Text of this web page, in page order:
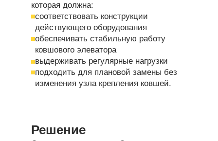
которая должна:
соответствовать конструкции
действующего оборудования
обеспечивать стабильную работу
ковшового элеватора
выдерживать регулярные нагрузки
подходить для плановой замены без
изменения узла крепления ковшей.
Решение